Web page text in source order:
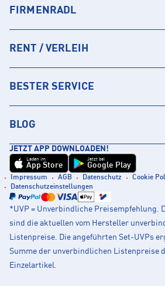
FIRMENRADL
RENT / VERLEIH
BESTER SERVICE
BLOG
JETZT APP DOWNLOADEN!
Laden im
App Store
Jetzt bei
Google Play
Impressum AGB Datenschutz
Cookie
Datenschutzeinstellungen
*UVP = Unverbindliche Preisempfehlung.
sind die aktuellen vom Hersteller
Listenpreise. Die angeführten Set-UVPs
Summe der unverbindlichen Listenpreise
Einzelartikel.